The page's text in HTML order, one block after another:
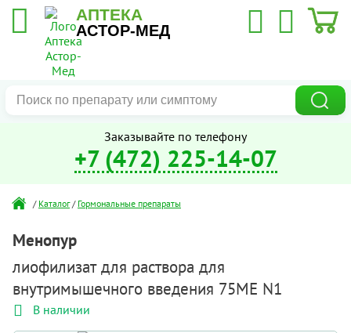
АПТЕКА
АСТОР-МЕД
Заказывайте по телефону
+7 (472) 225-14-07
/ Каталог / Гормональные препараты
Менопур
лиофилизат для раствора для
внутримышечного введения 75МЕ N1
В наличии